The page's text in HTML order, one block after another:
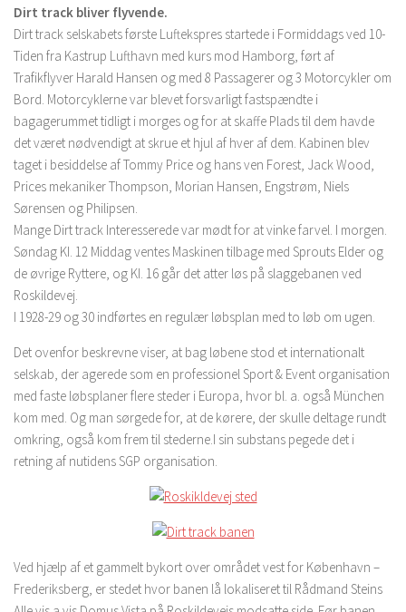
Dirt track bliver flyvende.
Dirt track selskabets første Luftekspres startede i Formiddags ved 10-
Tiden fra Kastrup Lufthavn med kurs mod Hamborg, ført af
Trafikflyver Harald Hansen og med 8 Passagerer og 3 Motorcykler om
Bord. Motorcyklerne var blevet forsvarligt fastspændte i
bagagerummet tidligt i morges og for at skaffe Plads til dem havde
det været nødvendigt at skrue et hjul af hver af dem. Kabinen blev
taget i besiddelse af Tommy Price og hans ven Forest, Jack Wood,
Prices mekaniker Thompson, Morian Hansen, Engstrøm, Niels
Sørensen og Philipsen.
Mange Dirt track Interesserede var mødt for at vinke farvel. I morgen.
Søndag KI. 12 Middag ventes Maskinen tilbage med Sprouts Elder og
de øvrige Ryttere, og KI. 16 går det atter løs på slaggebanen ved
Roskildevej.
I 1928-29 og 30 indførtes en regulær løbsplan med to løb om ugen.
Det ovenfor beskrevne viser, at bag løbene stod et internationalt
selskab, der agerede som en professionel Sport & Event organisation
med faste løbsplaner flere steder i Europa, hvor bl. a. også München
kom med. Og man sørgede for, at de kørere, der skulle deltage rundt
omkring, også kom frem til stederne.I sin substans pegede det i
retning af nutidens SGP organisation.
Ved hjælp af et gammelt bykort over området vest for København –
Frederiksberg, er stedet hvor banen lå lokaliseret til Rådmand Steins